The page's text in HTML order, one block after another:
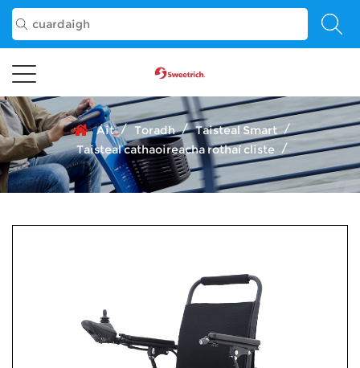
Áit / Toradh / Taisteal Smart /
Taisteal cathaoireacha rothaí cliste /